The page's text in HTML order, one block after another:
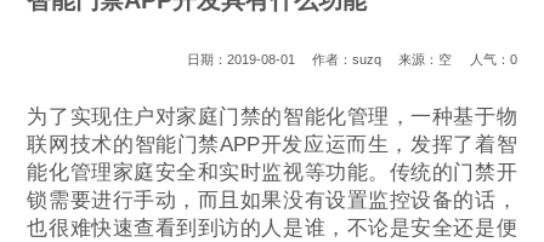
日期：2019-08-01 作者：suzq 来源：空 人气： 0
为了实现住户对家庭门禁的智能化管理，一种基于物
联网技术的智能门禁APP开发应运而生，发挥了着智
能化管理家庭安全和实时监视等功能。传统的门禁开
锁需要进行手动，而且如果没有设置监控设备的话，
也很难快速查看到到访的人是谁，不论是安全还是便